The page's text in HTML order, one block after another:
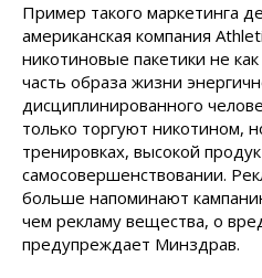
Пример такого маркетинга
американская компания
никотиновые пакетики не
часть образа жизни
дисциплинированного
только торгуют никотином,
тренировках, высокой
самосовершенствовании.
больше напоминают
чем рекламу вещества, о
предупреждает Минздрав.